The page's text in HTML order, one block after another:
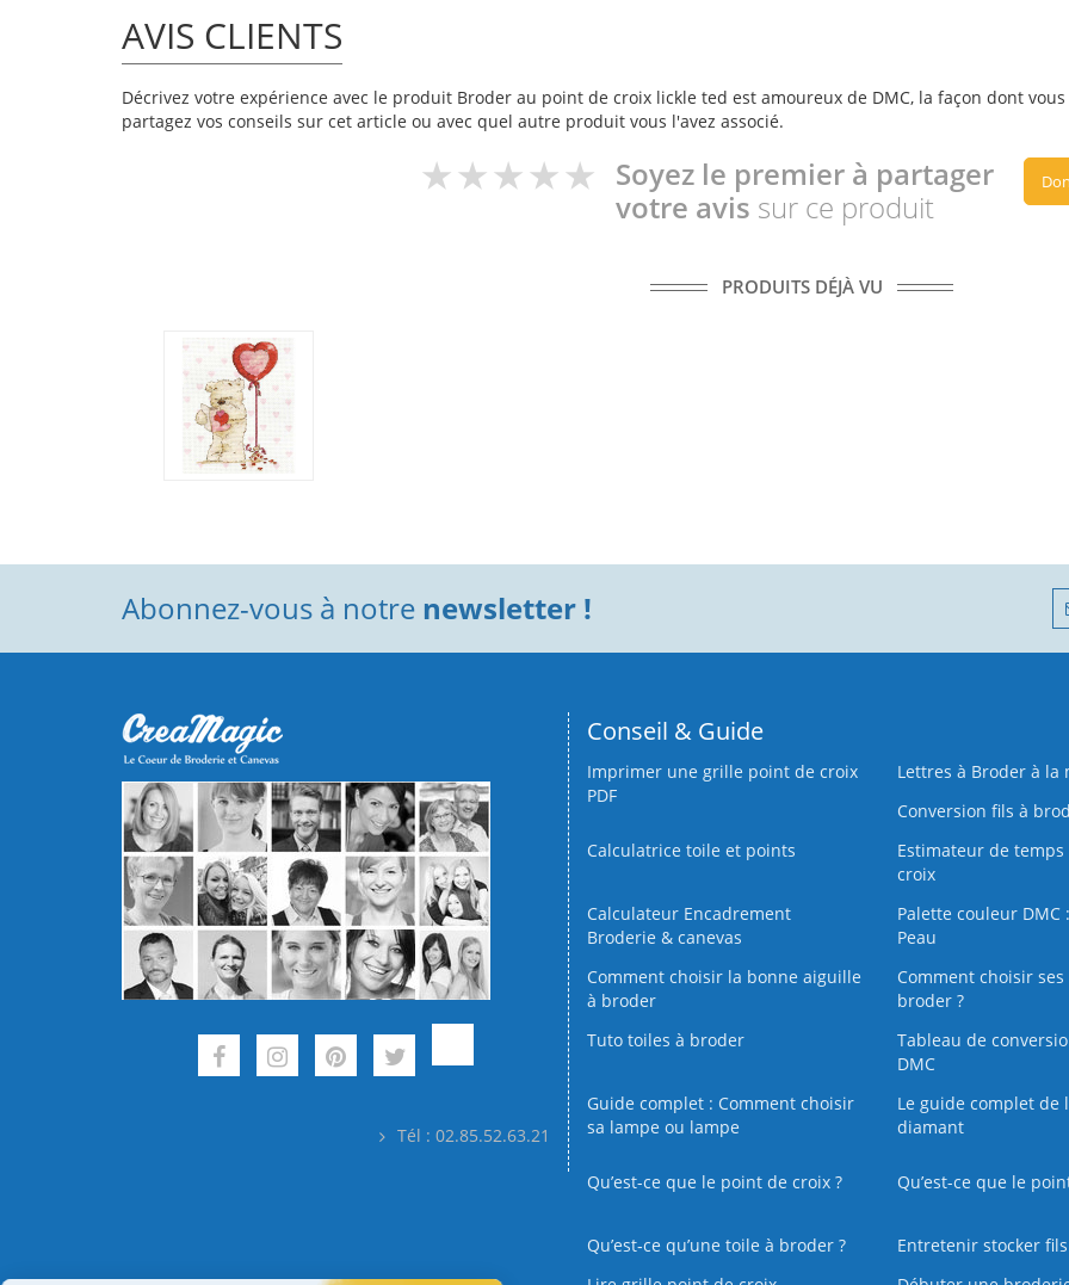
AVIS CLIENTS
Décrivez votre expérience avec le produit Broder au point de croix lickle ted est amoureux de DMC, la façon dont
partagez vos conseils sur cet article ou avec quel autre produit vous l'avez associé.
Soyez le premier à partager
votre avis sur ce produit
PRODUITS DÉJÀ VU
Abonnez-vous à notre newsletter !
Tél : 02.85.52.63.21
Conseil & Guide
Imprimer une grille point de croix
PDF
Lettres à Broder à la
Conversion fils à
Calculatrice toile et points
Estimateur de temps
croix
Calculateur Encadrement
Broderie & canevas
Palette couleur DMC
Peau
Comment choisir la bonne aiguille
à broder
Comment choisir ses
broder ?
Tuto toiles à broder
Tableau de
DMC
Guide complet : Comment choisir
sa lampe ou lampe
Le guide complet de
diamant
Qu’est-ce que le point de croix ? Qu’est-ce que le
Qu’est‑ce qu’une toile à broder ?
Entretenir stocker